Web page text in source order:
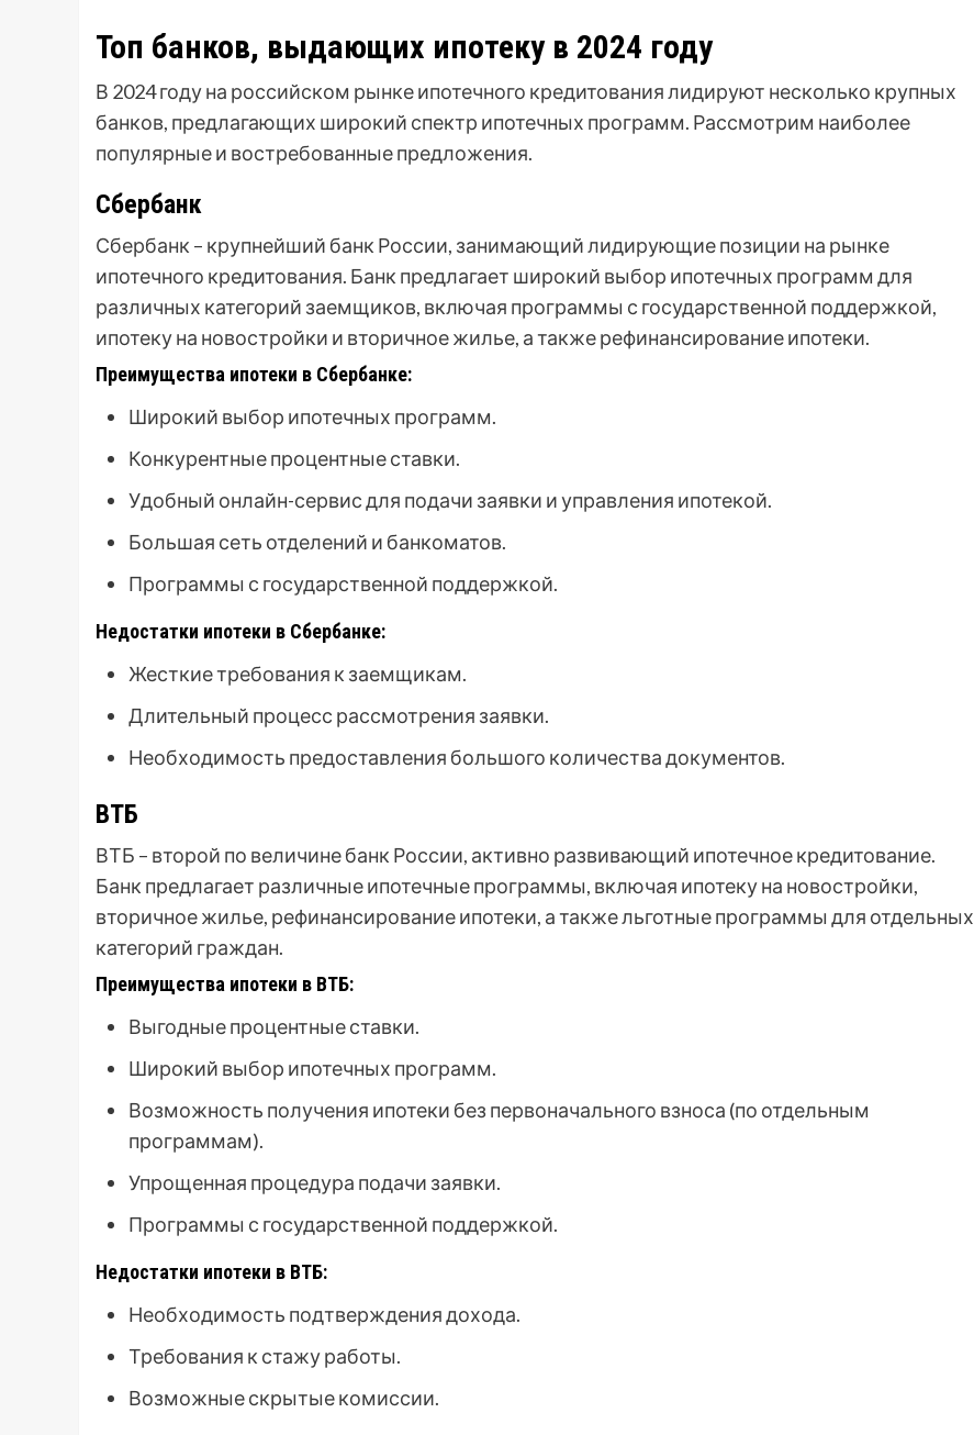
Топ банков, выдающих ипотеку в 2024 году
В 2024 году на российском рынке ипотечного кредитования лидируют несколько крупных
банков, предлагающих широкий спектр ипотечных программ. Рассмотрим наиболее
популярные и востребованные предложения.
Сбербанк
Сбербанк – крупнейший банк России, занимающий лидирующие позиции на рынке
ипотечного кредитования. Банк предлагает широкий выбор ипотечных программ для
различных категорий заемщиков, включая программы с государственной поддержкой,
ипотеку на новостройки и вторичное жилье, а также рефинансирование ипотеки.
Преимущества ипотеки в Сбербанке:
Широкий выбор ипотечных программ.
Конкурентные процентные ставки.
Удобный онлайн-сервис для подачи заявки и управления ипотекой.
Большая сеть отделений и банкоматов.
Программы с государственной поддержкой.
Недостатки ипотеки в Сбербанке:
Жесткие требования к заемщикам.
Длительный процесс рассмотрения заявки.
Необходимость предоставления большого количества документов.
ВТБ
ВТБ – второй по величине банк России, активно развивающий ипотечное кредитование.
Банк предлагает различные ипотечные программы, включая ипотеку на новостройки,
вторичное жилье, рефинансирование ипотеки, а также льготные программы для отдельных
категорий граждан.
Преимущества ипотеки в ВТБ:
Выгодные процентные ставки.
Широкий выбор ипотечных программ.
Возможность получения ипотеки без первоначального взноса (по отдельным
программам).
Упрощенная процедура подачи заявки.
Программы с государственной поддержкой.
Недостатки ипотеки в ВТБ:
Необходимость подтверждения дохода.
Требования к стажу работы.
Возможные скрытые комиссии.